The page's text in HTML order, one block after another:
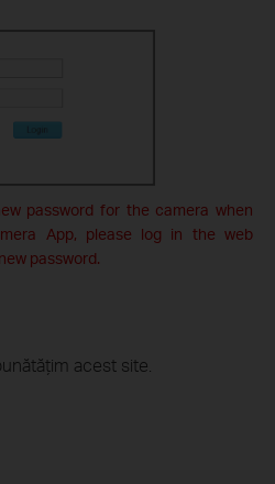
password for the camera when
App, please log in the web
password.
acest site.